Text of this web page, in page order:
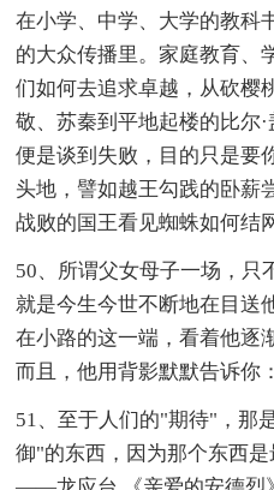
在小学、中学、大学的教科
的大众传播里。家庭教育、
们如何去追求卓越，从砍樱
敬、苏秦到平地起楼的比尔
便是谈到失败，目的只是要
头地，譬如越王勾践的卧薪
战败的国王看见蜘蛛如何结
50、所谓父女母子一场，只
就是今生今世不断地在目送
在小路的这一端，看着他逐
而且，他用背影默默告诉你
51、至于人们的"期待"，那
御"的东西，因为那个东西是